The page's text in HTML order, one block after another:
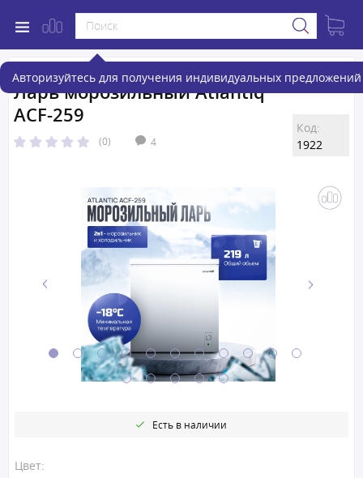
Авторизуйтесь для получения индивидуальных предложений
Ларь морозильный Atlantiq
ACF-259
(0) 4
Код:
1922
Цвет:
Есть в наличии